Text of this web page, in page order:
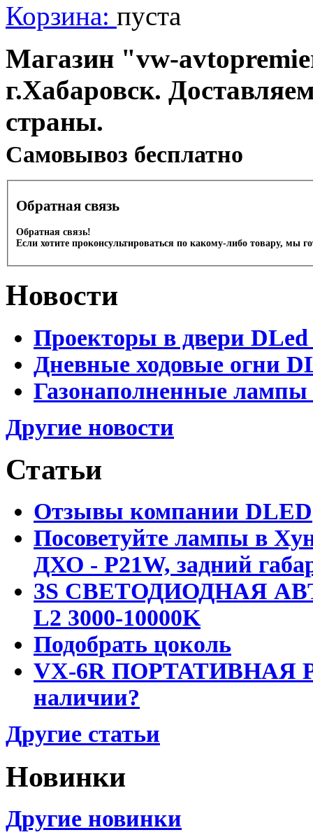
Корзина: пуста
Магазин "vw-
г.Хабаровск.
страны.
Cамовывоз бесплатно
Обратная связь
Обратная связь!
Если хотите проконсультироваться по какому-либо товару, мы
Новости
Проекторы в двери DLed
Дневные ходовые огни
Газонаполненные
Другие новости
Статьи
Отзывы компании DLED
Посоветуйте лампы в
ДХО - P21W, задний
3S СВЕТОДИОДНАЯ
L2 3000-10000K
Подобрать цоколь
VX-6R ПОРТАТИВНАЯ
наличии?
Другие статьи
Новинки
Другие новинки